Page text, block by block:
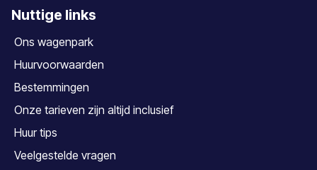
Nuttige links
Ons wagenpark
Huurvoorwaarden
Bestemmingen
Onze tarieven zijn altijd inclusief
Huur tips
Veelgestelde vragen